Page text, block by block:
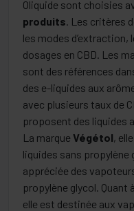
extraction dite
tous les éléments actifs
appelle les Full
connus comme
vous et bonne vape !
Oliquide sont choisies
produits . Les critères
les modes d’extraction,
dosages en CBD. Les
sont des références
des e-liquides aux
avec plusieurs taux de
proposent des liquides
La marque Végétol,
liquides sans propylène
appréciée des
propylène glycol. Quant
elle est destinée aux